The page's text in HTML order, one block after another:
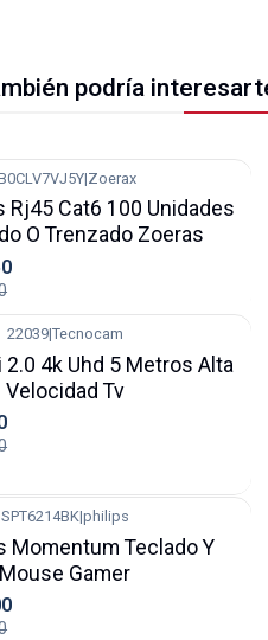
podría
|Zoerax
Rj45 Cat6 100 Unidades
O Trenzado Zoeras
22039|Tecnocam
2.0 4k Uhd 5 Metros Alta
Velocidad Tv
SPT6214BK|philips
Momentum Teclado Y
Mouse Gamer